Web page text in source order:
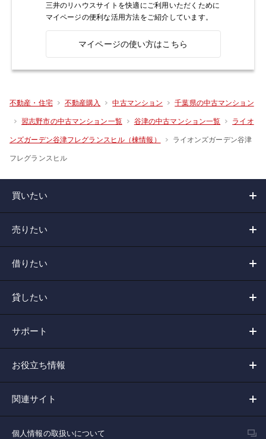
三井のリハウスサイトを快適にご利用いただくために
マイページの便利な活用方法をご紹介しています。
マイページの使い方はこちら
不動産・住宅 不動産購入 中古マンション 千葉県の中古マンション
習志野市の中古マンション一覧 谷津の中古マンション一覧 ライオ
ンズガーデン谷津フレグランスヒル（棟情報） ライオンズガーデン谷津
フレグランスヒル
買いたい
売りたい
借りたい
貸したい
サポート
お役立ち情報
関連サイト
個人情報の取扱いについて